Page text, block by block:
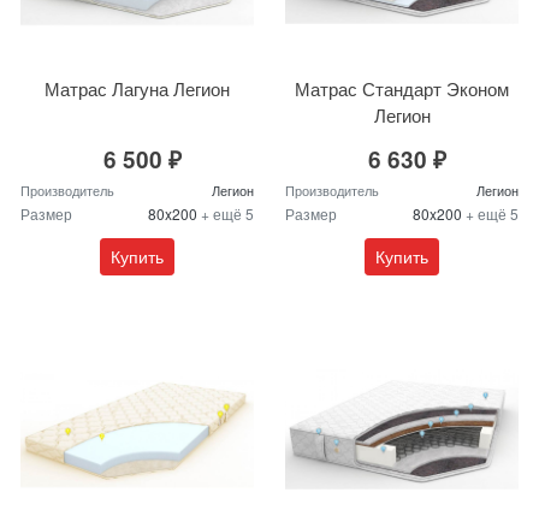
Матрас Лагуна Легион
6 500 ₽
Производитель Легион
Размер 80x200 + ещё 5
Купить
Матрас Стандарт Эконом
Легион
6 630 ₽
Производитель Легион
Размер 80x200 + ещё 5
Купить